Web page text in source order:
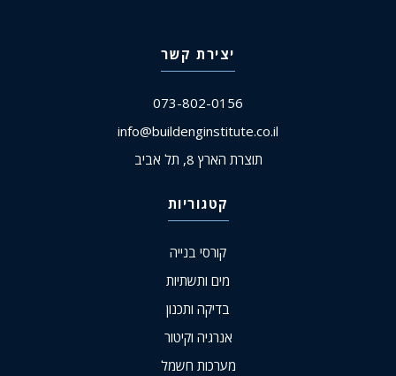
יצירת קשר
073-802-0156
info@buildenginstitute.co.il
תוצרת הארץ 8, תל אביב
קטגוריות
קורסי בנייה
מים ותשתיות
בדיקה ותכנון
אנרגיה וקיטור
מערכות חשמל